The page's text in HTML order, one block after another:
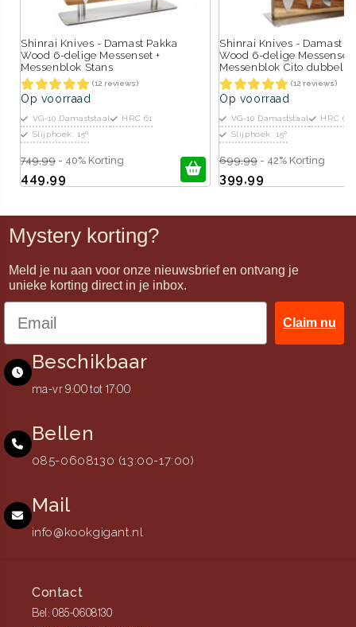
Shinrai Knives - Damast Pakka
Wood 6-delige Messenset +
Messenblok Stans
(12 reviews)
Op voorraad
VG-10 Damaststaal
HRC 61
Slijphoek: 15º
749,99 - 40% Korting
449,99
Shinrai Knives - Damast
Wood 6-delige Messenset
Messenblok Cito
(12 reviews)
Op voorraad
VG-10 Damaststaal
HRC 61
Slijphoek: 15º
699,99 - 42% Korting
399,99
Mystery korting?
Meld je nu aan voor onze nieuwsbrief en ontvang je
unieke korting direct in je inbox.
Claim nu
Beschikbaar
ma-vr 9:00 tot 17:00
Bellen
085-0608130 (13:00-17:00)
Mail
info@kookgigant.nl
Contact
Bel: 085-0608130